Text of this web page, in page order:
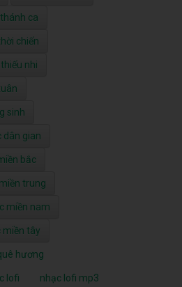
ca
chiến
nhi
sinh
dân gian
bắc
trung
miền nam
miền tây
hương
lofi nhạc lofi mp3